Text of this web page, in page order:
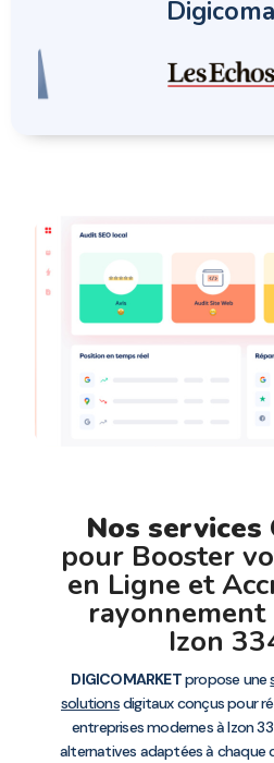
Nos services
pour Booster
en Ligne et
Izon
DIGICOMARKETpropose une
solutionsdigitaux conçus pour
entreprises modernes à Izon
alternatives adaptées à chaque